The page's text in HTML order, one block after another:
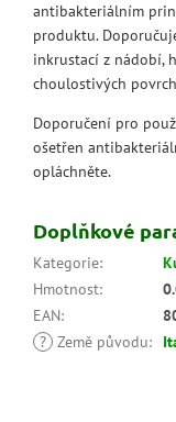
antibakteriálním
produktu.
inkrustací z nádobí,
choulostivých
Doporučení pro
ošetřen
opláchněte.
Doplňkové
Kategorie:
Hmotnost:
EAN:
? Země původu: